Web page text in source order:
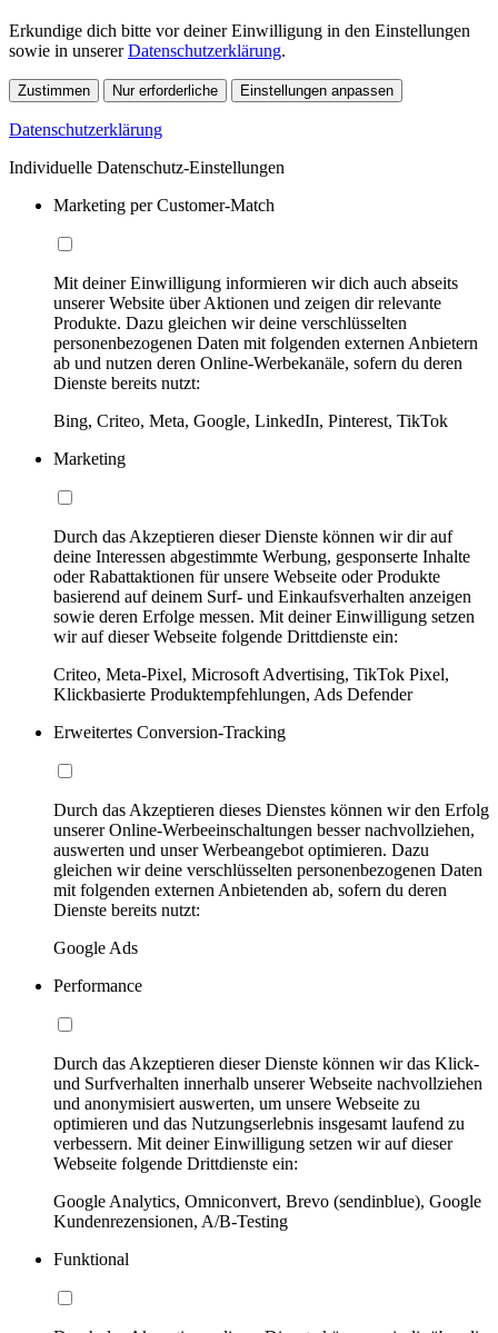
Erkundige dich bitte vor deiner Einwilligung in den Einstellungen
sowie in unsererDatenschutzerklärung.
Zustimmen Nur erforderliche Einstellungen anpassen
Datenschutzerklärung
Individuelle Datenschutz-Einstellungen
Marketing per Customer-Match
Mit deiner Einwilligung informieren wir dich auch abseits
unserer Website über Aktionen und zeigen dir relevante
Produkte. Dazu gleichen wir deine verschlüsselten
personenbezogenen Daten mit folgenden externen Anbietern
ab und nutzen deren Online-Werbekanäle, sofern du deren
Dienste bereits nutzt:
Bing, Criteo, Meta, Google, LinkedIn, Pinterest, TikTok
Marketing
Durch das Akzeptieren dieser Dienste können wir dir auf
deine Interessen abgestimmte Werbung, gesponserte Inhalte
oder Rabattaktionen für unsere Webseite oder Produkte
basierend auf deinem Surf- und Einkaufsverhalten anzeigen
sowie deren Erfolge messen. Mit deiner Einwilligung setzen
wir auf dieser Webseite folgende Drittdienste ein:
Criteo, Meta-Pixel, Microsoft Advertising, TikTok Pixel,
Klickbasierte Produktempfehlungen, Ads Defender
Erweitertes Conversion-Tracking
Durch das Akzeptieren dieses Dienstes können wir den Erfolg
unserer Online-Werbeeinschaltungen besser nachvollziehen,
auswerten und unser Werbeangebot optimieren. Dazu
gleichen wir deine verschlüsselten personenbezogenen Daten
mit folgenden externen Anbietenden ab, sofern du deren
Dienste bereits nutzt:
Google Ads
Performance
Durch das Akzeptieren dieser Dienste können wir das Klick-
und Surfverhalten innerhalb unserer Webseite nachvollziehen
und anonymisiert auswerten, um unsere Webseite zu
optimieren und das Nutzungserlebnis insgesamt laufend zu
verbessern. Mit deiner Einwilligung setzen wir auf dieser
Webseite folgende Drittdienste ein:
Google Analytics, Omniconvert, Brevo (sendinblue), Google
Kundenrezensionen, A/B-Testing
Funktional